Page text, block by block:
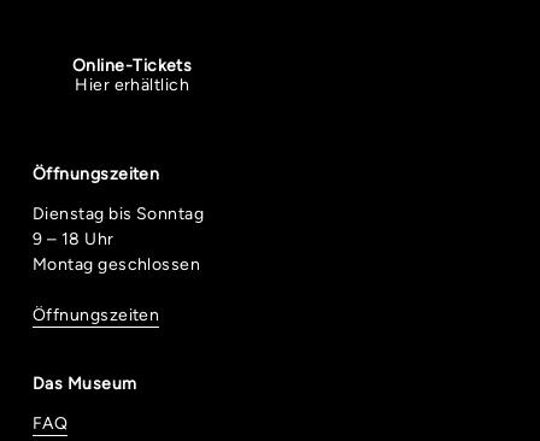
Online-Tickets
Hier erhältlich
Öffnungszeiten
Dienstag bis Sonntag
9 – 18 Uhr
Montag geschlossen
Öffnungszeiten
Das Museum
FAQ